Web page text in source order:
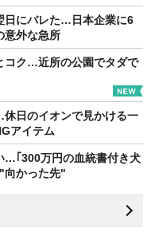
日にバレた…日本企業に6
意外な急所
コク…近所の公園でタダで
休日のイオンで見かける一
アイテム
…｢300万円の血統書付き犬
向かった先"